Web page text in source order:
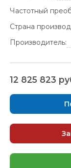
Частотный
Страна
Производитель:
12 825 823